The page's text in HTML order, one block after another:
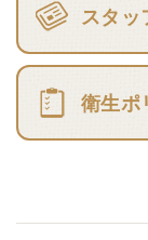
スタッ
衛生ポ